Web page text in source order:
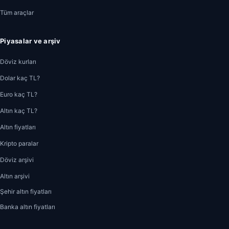
Tüm araçlar
Piyasalar ve arşiv
Döviz kurları
Dolar kaç TL?
Euro kaç TL?
Altın kaç TL?
Altın fiyatları
Kripto paralar
Döviz arşivi
Altın arşivi
Şehir altın fiyatları
Banka altın fiyatları